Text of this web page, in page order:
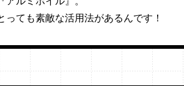
ても素敵な活用法があるんです！